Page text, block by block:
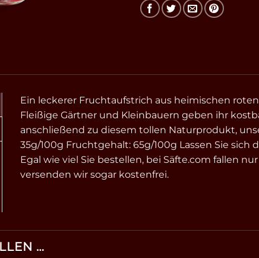
Ein leckerer Fruchtaufstrich aus heimischen
Fleißige Gärtner und Kleinbauern geben ihr
anschließend zu diesem tollen Naturprodukt,
35g/100g Fruchtgehalt: 65g/100g Lassen Sie
Egal wie viel Sie bestellen, bei Säfte.com fallen
versenden wir sogar kostenfrei.
…